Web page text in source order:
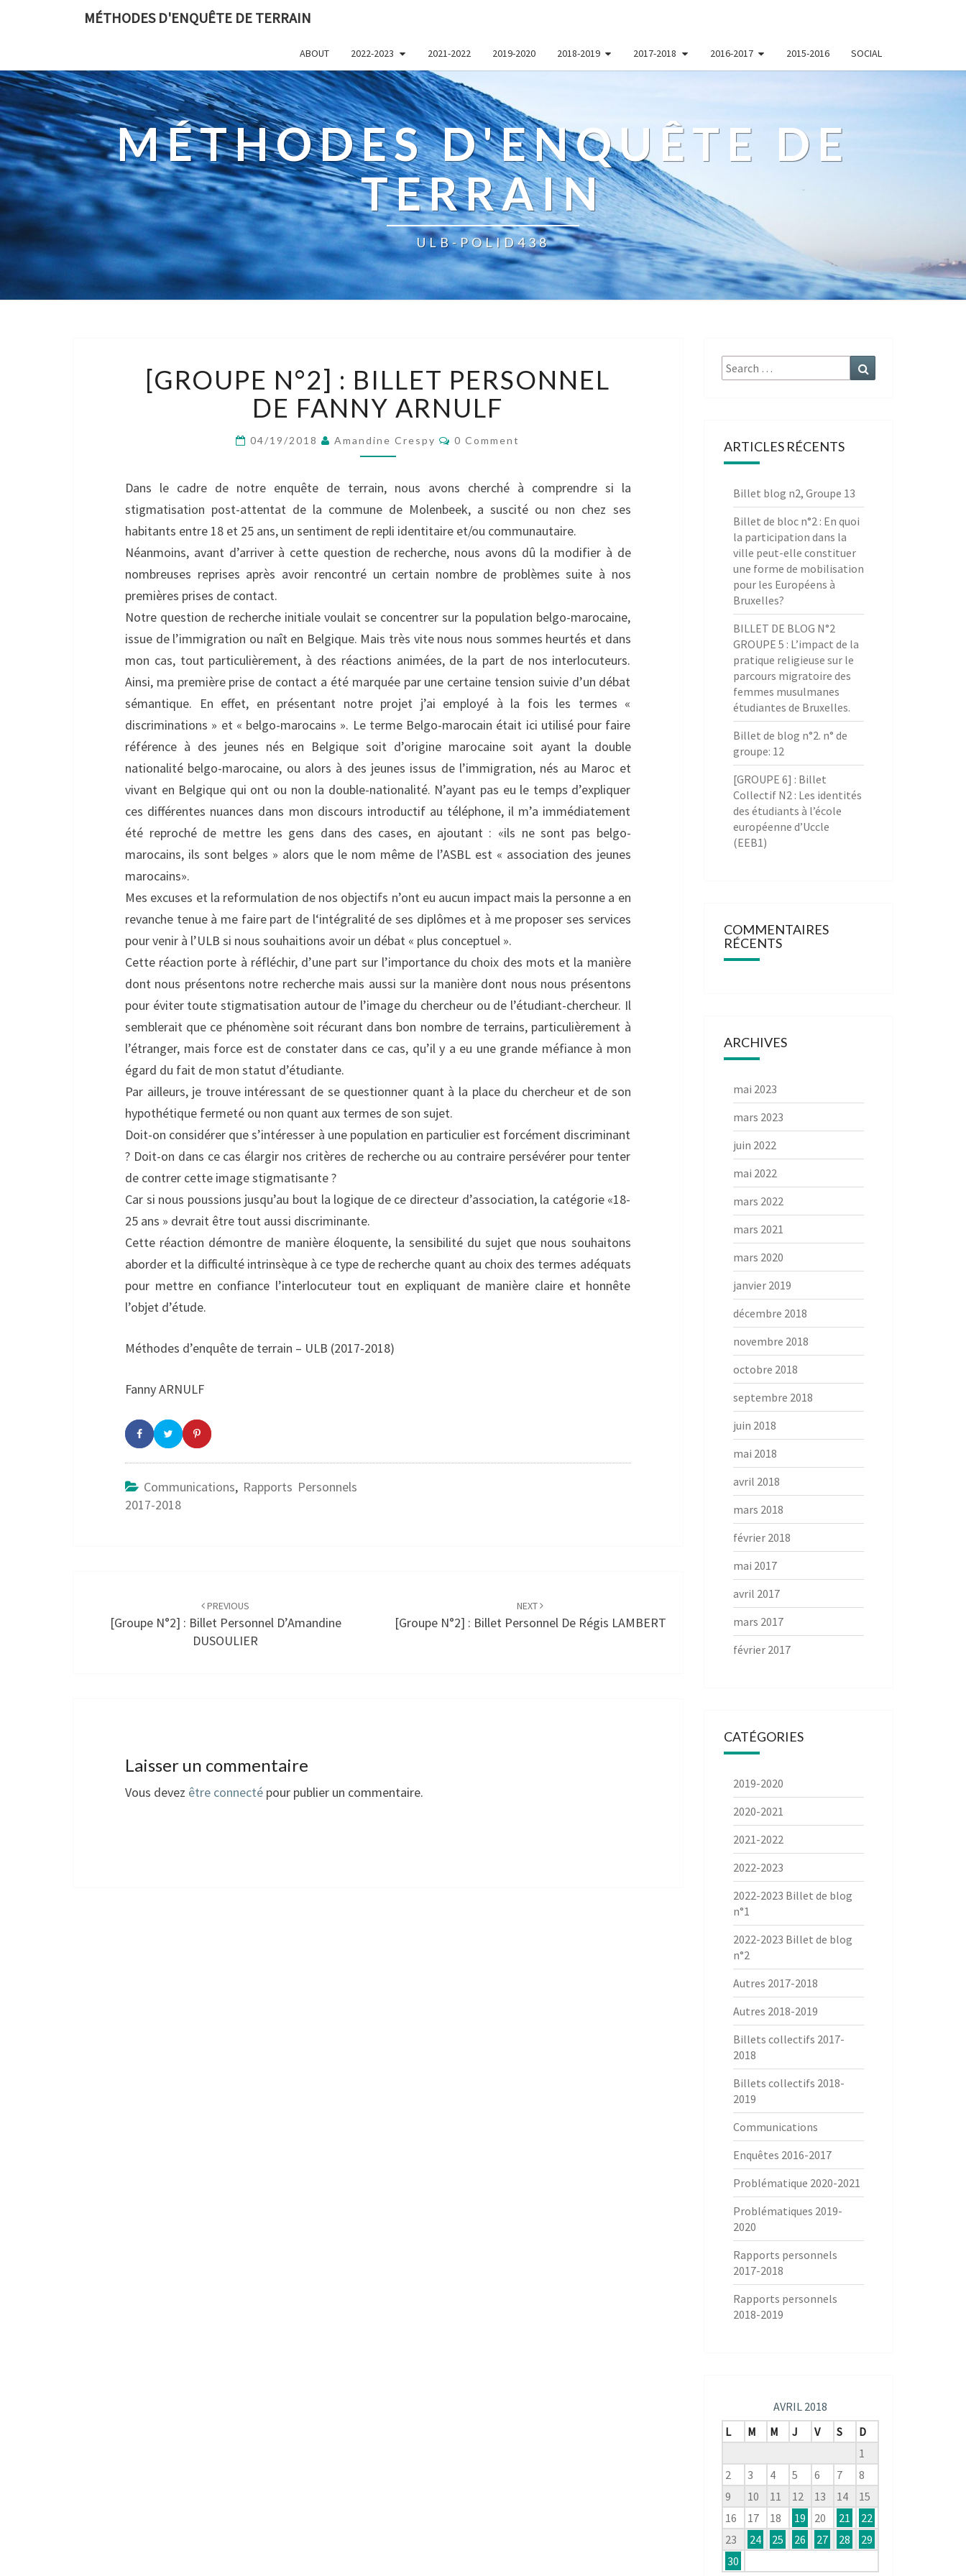
MÉTHODES D'ENQUÊTE DE TERRAIN
ABOUT 2022-2023 2021-2022 2019-2020 2018-2019 2017-2018 2016-2017 2015-2016 SOCIAL
MÉTHODES D'ENQUÊTE DE
TERRAIN
ULB-POLID438
BILLET
DE
ARNULF
[GROUPE N°2] : BILLET PERSONNEL
DE FANNY ARNULF
04/19/2018 Amandine Crespy Comments
0 Comment
Dans le cadre de notre enquête de terrain, nous avons cherché à comprendre si la
stigmatisation post-attentat de la commune de Molenbeek, a suscité ou non chez ses
habitants entre 18 et 25 ans, un sentiment de repli identitaire et/ou communautaire.
Néanmoins, avant d’arriver à cette question de recherche, nous avons dû la modifier à de
nombreuses reprises après avoir rencontré un certain nombre de problèmes suite à nos
premières prises de contact.
Notre question de recherche initiale voulait se concentrer sur la population belgo-marocaine,
issue de l’immigration ou naît en Belgique. Mais très vite nous nous sommes heurtés et dans
mon cas, tout particulièrement, à des réactions animées, de la part de nos interlocuteurs.
Ainsi, ma première prise de contact a été marquée par une certaine tension suivie d’un débat
sémantique. En effet, en présentant notre projet j’ai employé à la fois les termes «
discriminations » et « belgo-marocains ». Le terme Belgo-marocain était ici utilisé pour faire
référence à des jeunes nés en Belgique soit d’origine marocaine soit ayant la double
nationalité belgo-marocaine, ou alors à des jeunes issus de l’immigration, nés au Maroc et
vivant en Belgique qui ont ou non la double-nationalité. N’ayant pas eu le temps d’expliquer
ces différentes nuances dans mon discours introductif au téléphone, il m’a immédiatement
été reproché de mettre les gens dans des cases, en ajoutant : «ils ne sont pas belgo-
marocains, ils sont belges » alors que le nom même de l’ASBL est « association des jeunes
marocains».
Mes excuses et la reformulation de nos objectifs n’ont eu aucun impact mais la personne a en
revanche tenue à me faire part de l‘intégralité de ses diplômes et à me proposer ses services
pour venir à l’ULB si nous souhaitions avoir un débat « plus conceptuel ».
Cette réaction porte à réfléchir, d’une part sur l’importance du choix des mots et la manière
dont nous présentons notre recherche mais aussi sur la manière dont nous nous présentons
pour éviter toute stigmatisation autour de l’image du chercheur ou de l’étudiant-chercheur. Il
semblerait que ce phénomène soit récurant dans bon nombre de terrains, particulièrement à
l’étranger, mais force est de constater dans ce cas, qu’il y a eu une grande méfiance à mon
égard du fait de mon statut d’étudiante.
Par ailleurs, je trouve intéressant de se questionner quant à la place du chercheur et de son
hypothétique fermeté ou non quant aux termes de son sujet.
Doit-on considérer que s’intéresser à une population en particulier est forcément discriminant
? Doit-on dans ce cas élargir nos critères de recherche ou au contraire persévérer pour tenter
de contrer cette image stigmatisante ?
Car si nous poussions jusqu’au bout la logique de ce directeur d’association, la catégorie «18-
25 ans » devrait être tout aussi discriminante.
Cette réaction démontre de manière éloquente, la sensibilité du sujet que nous souhaitons
aborder et la difficulté intrinsèque à ce type de recherche quant au choix des termes adéquats
pour mettre en confiance l’interlocuteur tout en expliquant de manière claire et honnête
l’objet d’étude.
Méthodes d’enquête de terrain – ULB (2017-2018)
Fanny ARNULF
Communications, Rapports Personnels
2017-2018
PREVIOUS
[Groupe N°2] : Billet Personnel D’Amandine
DUSOULIER
NEXT
[Groupe N°2] : Billet Personnel De Régis LAMBERT
Laisser un commentaire
Vous devez être connecté pour publier un commentaire.
Search
for:
ARTICLES RÉCENTS
Billet blog n2, Groupe 13
Billet de bloc n°2 : En quoi
la participation dans la
ville peut-elle constituer
une forme de mobilisation
pour les Européens à
Bruxelles?
BILLET DE BLOG N°2
GROUPE 5 : L’impact de la
pratique religieuse sur le
parcours migratoire des
femmes musulmanes
étudiantes de Bruxelles.
Billet de blog n°2. n° de
groupe: 12
[GROUPE 6] : Billet
Collectif N2 : Les identités
des étudiants à l’école
européenne d’Uccle
(EEB1)
COMMENTAIRES
RÉCENTS
ARCHIVES
mai 2023
mars 2023
juin 2022
mai 2022
mars 2022
mars 2021
mars 2020
janvier 2019
décembre 2018
novembre 2018
octobre 2018
septembre 2018
juin 2018
mai 2018
avril 2018
mars 2018
février 2018
mai 2017
avril 2017
mars 2017
février 2017
CATÉGORIES
2019-2020
2020-2021
2021-2022
2022-2023
2022-2023 Billet de blog
n°1
2022-2023 Billet de blog
n°2
Autres 2017-2018
Autres 2018-2019
Billets collectifs 2017-
2018
Billets collectifs 2018-
2019
Communications
Enquêtes 2016-2017
Problématique 2020-2021
Problématiques 2019-
2020
Rapports personnels
2017-2018
Rapports personnels
2018-2019
AVRIL 2018
L
M M J V S
D
1
2
3 4 5 6 7
8
9
10 11 12 13 14
15
16
17 18 19 20 21
22
23
24 25 26 27 28
29
30